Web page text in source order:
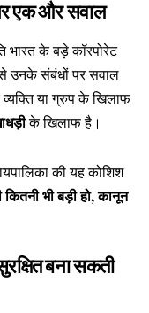
एक और सवाल
भारत के बड़े कॉरपोरेट
से उनके संबंधों पर सवाल
व्यक्ति या ग्रुप के खिलाफ
के खिलाफ है।
की यह कोशिश
भी बड़ी हो, कानून
बना सकती